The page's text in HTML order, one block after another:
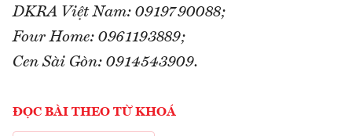
DKRA Việt Nam: 0919790088;
Four Home: 0961193889;
Cen Sài Gòn: 0914543909.
ĐỌC BÀI THEO TỪ KHOÁ